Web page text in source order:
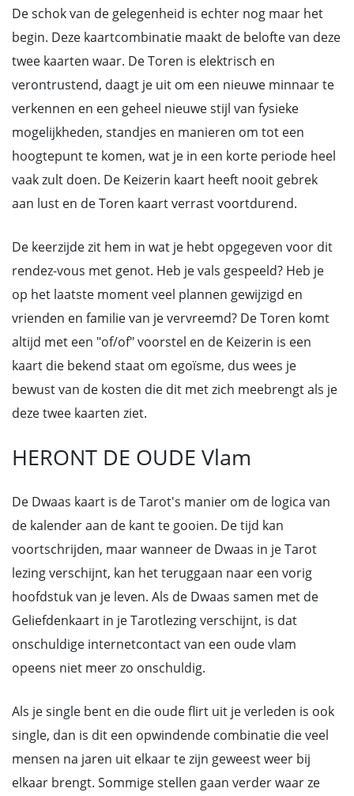
De schok van de gelegenheid is echter nog maar het
begin. Deze kaartcombinatie maakt de belofte van deze
twee kaarten waar. De Toren is elektrisch en
verontrustend, daagt je uit om een nieuwe minnaar te
verkennen en een geheel nieuwe stijl van fysieke
mogelijkheden, standjes en manieren om tot een
hoogtepunt te komen, wat je in een korte periode heel
vaak zult doen. De Keizerin kaart heeft nooit gebrek
aan lust en de Toren kaart verrast voortdurend.
De keerzijde zit hem in wat je hebt opgegeven voor dit
rendez-vous met genot. Heb je vals gespeeld? Heb je
op het laatste moment veel plannen gewijzigd en
vrienden en familie van je vervreemd? De Toren komt
altijd met een "of/of" voorstel en de Keizerin is een
kaart die bekend staat om egoïsme, dus wees je
bewust van de kosten die dit met zich meebrengt als je
deze twee kaarten ziet.
HERONT DE OUDE Vlam
De Dwaas kaart is de Tarot's manier om de logica van
de kalender aan de kant te gooien. De tijd kan
voortschrijden, maar wanneer de Dwaas in je Tarot
lezing verschijnt, kan het teruggaan naar een vorig
hoofdstuk van je leven. Als de Dwaas samen met de
Geliefdenkaart in je Tarotlezing verschijnt, is dat
onschuldige internetcontact van een oude vlam
opeens niet meer zo onschuldig.
Als je single bent en die oude flirt uit je verleden is ook
single, dan is dit een opwindende combinatie die veel
mensen na jaren uit elkaar te zijn geweest weer bij
elkaar brengt. Sommige stellen gaan verder waar ze